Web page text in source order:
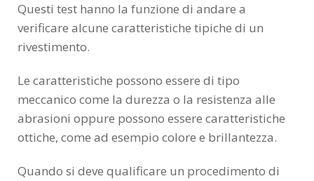
Questi test hanno la funzione di andare a
verificare alcune caratteristiche tipiche di un
rivestimento.
Le caratteristiche possono essere di tipo
meccanico come la durezza o la resistenza alle
abrasioni oppure possono essere caratteristiche
ottiche, come ad esempio colore e brillantezza.
Quando si deve qualificare un procedimento di